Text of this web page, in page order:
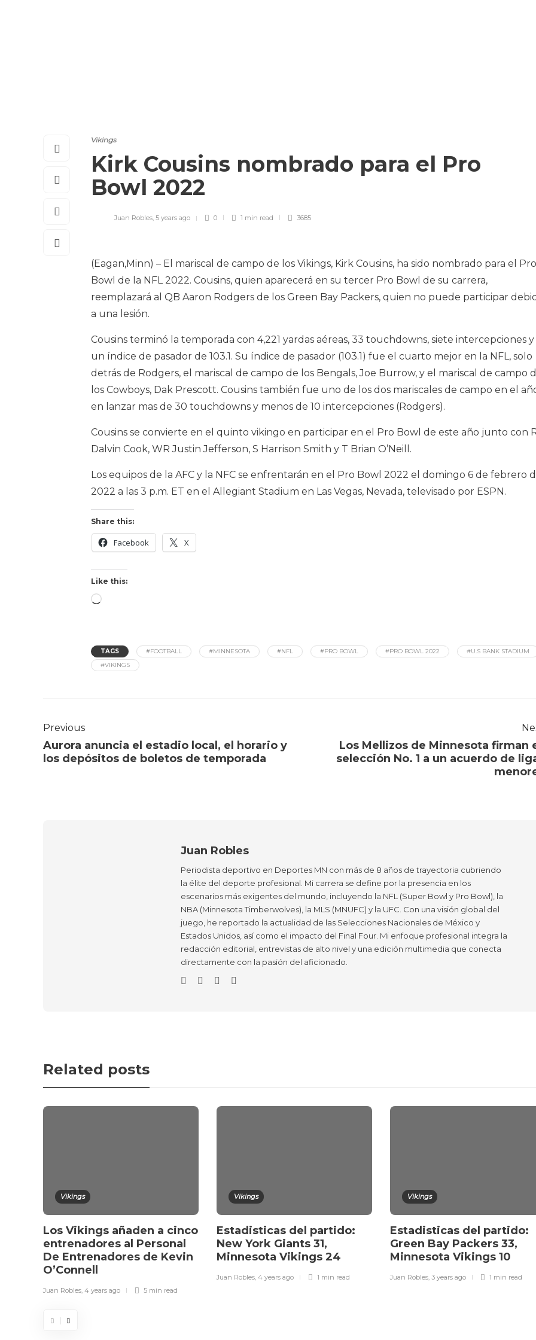
Vikings
Kirk Cousins nombrado para el Pro
Bowl 2022
Juan Robles, 5 years ago 0 1 min read 3685
(Eagan,Minn) – El mariscal de campo de los Vikings, Kirk Cousins, ha sido nombrado para el Pro
Bowl de la NFL 2022. Cousins, quien aparecerá en su tercer Pro Bowl de su carrera,
reemplazará al QB Aaron Rodgers de los Green Bay Packers, quien no puede participar
a una lesión.
Cousins terminó la temporada con 4,221 yardas aéreas, 33 touchdowns, siete intercepciones y
un índice de pasador de 103.1. Su índice de pasador (103.1) fue el cuarto mejor en la NFL, solo
detrás de Rodgers, el mariscal de campo de los Bengals, Joe Burrow, y el mariscal de campo
los Cowboys, Dak Prescott. Cousins también fue uno de los dos mariscales de campo en el
en lanzar mas de 30 touchdowns y menos de 10 intercepciones (Rodgers).
Cousins se convierte en el quinto vikingo en participar en el Pro Bowl de este año junto con
Dalvin Cook, WR Justin Jefferson, S Harrison Smith y T Brian O’Neill.
Los equipos de la AFC y la NFC se enfrentarán en el Pro Bowl 2022 el domingo 6 de febrero
2022 a las 3 p.m. ET en el Allegiant Stadium en Las Vegas, Nevada, televisado por ESPN.
Share this:
Facebook X
Like this:
TAGS #FOOTBALL #MINNESOTA #NFL #PRO BOWL #PRO BOWL 2022
#U.S BANK STADIUM
#VIKINGS
Previous
Aurora anuncia el estadio local, el horario y
los depósitos de boletos de temporada
Los Mellizos de Minnesota firman
selección No. 1 a un acuerdo de
Juan Robles
Periodista deportivo en Deportes MN con más de 8 años de trayectoria cubriendo
la élite del deporte profesional. Mi carrera se define por la presencia en los
escenarios más exigentes del mundo, incluyendo la NFL (Super Bowl y Pro Bowl), la
NBA (Minnesota Timberwolves), la MLS (MNUFC) y la UFC. Con una visión global del
juego, he reportado la actualidad de las Selecciones Nacionales de México y
Estados Unidos, así como el impacto del Final Four. Mi enfoque profesional integra la
redacción editorial, entrevistas de alto nivel y una edición multimedia que conecta
directamente con la pasión del aficionado.
Related posts
Vikings
Los Vikings añaden a cinco
entrenadores al Personal
De Entrenadores de Kevin
O’Connell
Juan Robles, 4 years ago 5 min read
Vikings
Estadisticas del partido:
New York Giants 31,
Minnesota Vikings 24
Juan Robles, 4 years ago 1 min read
Vikings
Estadisticas del partido:
Green Bay Packers 33,
Minnesota Vikings 10
Juan Robles, 3 years ago 1 min read